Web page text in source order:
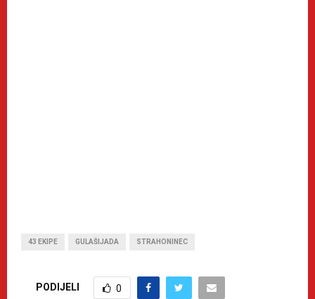
43 EKIPE GULAŠIJADA STRAHONINEC
PODIJELI 0